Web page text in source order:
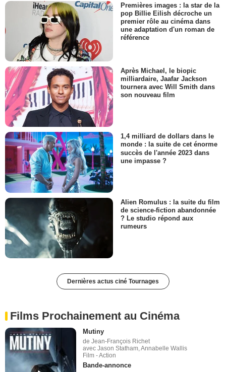
Premières images : la star de la
pop Billie Eilish décroche un
premier rôle au cinéma dans
une adaptation d'un roman de
référence
Après Michael, le biopic
milliardaire, Jaafar Jackson
tournera avec Will Smith dans
son nouveau film
1,4 milliard de dollars dans le
monde : la suite de cet énorme
succès de l'année 2023 dans
une impasse ?
Alien Romulus : la suite du film
de science-fiction abandonnée
? Le studio répond aux
rumeurs
Dernières actus ciné Tournages
Films Prochainement au Cinéma
Mutiny
de Jean-François Richet
avec Jason Statham, Annabelle Wallis
Film - Action
Bande-annonce